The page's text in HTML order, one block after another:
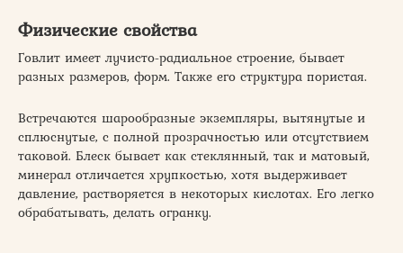
Физические свойства
Говлит имеет лучисто-радиальное строение, бывает
разных размеров, форм. Также его структура пористая.
Встречаются шарообразные экземпляры, вытянутые и
сплюснутые, с полной прозрачностью или отсутствием
таковой. Блеск бывает как стеклянный, так и матовый,
минерал отличается хрупкостью, хотя выдерживает
давление, растворяется в некоторых кислотах. Его легко
обрабатывать, делать огранку.